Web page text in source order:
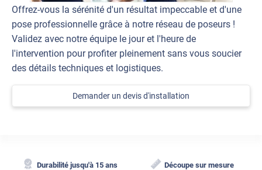
Offrez-vous la sérénité d'un résultat impeccable et d'une
pose professionnelle grâce à notre réseau de poseurs !
Validez avec notre équipe le jour et l'heure de
l'intervention pour profiter pleinement sans vous soucier
des détails techniques et logistiques.
Demander un devis d'installation
Durabilité jusqu'à 15 ans Découpe sur mesure